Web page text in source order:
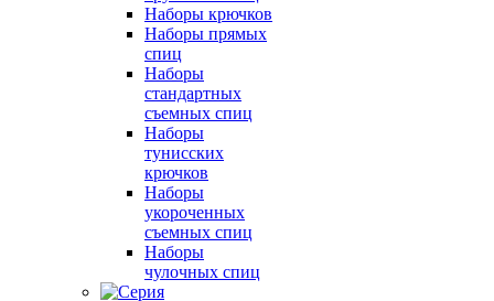
Наборы крючков
Наборы прямых
спиц
Наборы
стандартных
съемных спиц
Наборы
тунисских
крючков
Наборы
укороченных
съемных спиц
Наборы
чулочных спиц